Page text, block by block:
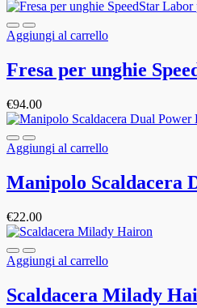
Aggiungi al carrello
Fresa per unghie
€94.00
Aggiungi al carrello
Manipolo Scaldacera
€22.00
Aggiungi al carrello
Scaldacera Milady